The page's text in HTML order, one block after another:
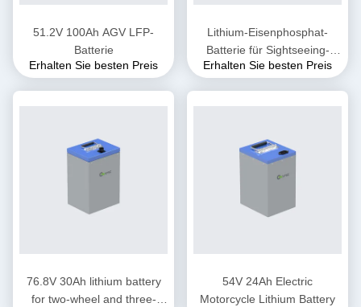
51.2V 100Ah AGV LFP-
Batterie
Erhalten Sie besten Preis
Lithium-Eisenphosphat-
Batterie für Sightseeing-
Fahrzeuge
Erhalten Sie besten Preis
76.8V 30Ah lithium battery
for two-wheel and three-
54V 24Ah Electric
Motorcycle Lithium Battery